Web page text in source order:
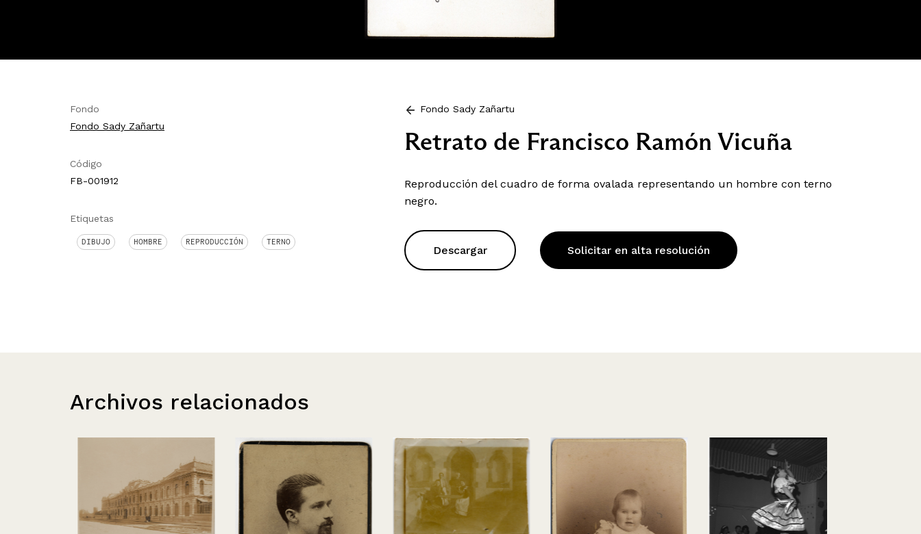
Fondo
Fondo Sady Zañartu
Código
FB-001912
Etiquetas
DIBUJO HOMBRE REPRODUCCIÓN TERNO
Fondo Sady Zañartu
Retrato de Francisco Ramón Vicuña
Reproducción del cuadro de forma ovalada representando un hombre con terno
negro.
Descargar Solicitar en alta resolución
Archivos relacionados